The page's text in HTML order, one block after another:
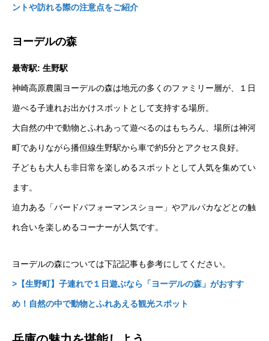
ントや訪れる際の注意点をご紹介
ヨーデルの森
最寄駅: 生野駅
神崎高原農園ヨーデルの森は地元の多くのファミリー層が、１日
遊べる子連れお出かけスポットとして支持する場所。
大自然の中で動物とふれあって遊べるのはもちろん、場所は神河
町でありながら播但線生野駅から車で約5分とアクセス良好。
子どもも大人も非日常を楽しめるスポットとして人気を集めてい
ます。
迫力ある「バードパフォーマンスショー」やアルパカなどとの触
れ合いを楽しめるコーナーが人気です。
ヨーデルの森については下記記事も参考にしてください。
>【生野町】子連れで１日遊ぶなら「ヨーデルの森」がおすす
め！自然の中で動物とふれあえる観光スポット